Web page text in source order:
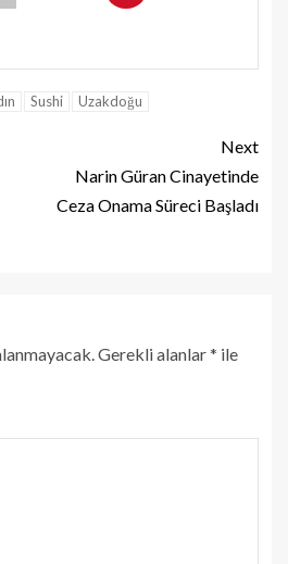
Sushi Uzakdoğu
Next
Narin Güran Cinayetinde
Ceza Onama Süreci Başladı
Gerekli alanlar* ile